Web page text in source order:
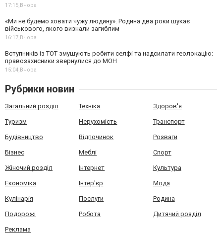
17:15,Вчора
«Ми не будемо ховати чужу людину». Родина два роки шукає
військового, якого визнали загиблим
16:17,Вчора
Вступників із ТОТ змушують робити селфі та надсилати геолокацію:
правозахисники звернулися до МОН
15:04,Вчора
Рубрики новин
Загальний розділ Техніка Здоров'я
Туризм Нерухомість Транспорт
Будівництво Відпочинок Розваги
Бізнес Меблі Спорт
Жіночий розділ Інтернет Культура
Економіка Інтер'єр Мода
Кулінарія Послуги Родина
Подорожі Робота Дитячий розділ
Реклама